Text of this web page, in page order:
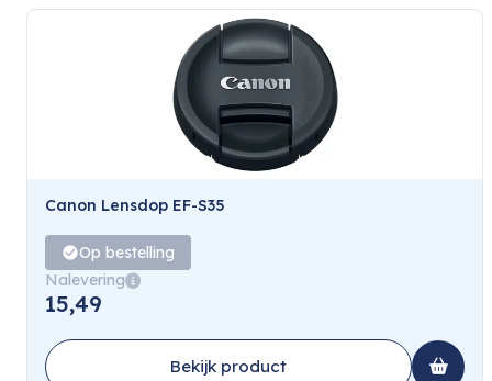
Canon Lensdop EF-S35
Op bestelling
Nalevering
15,49
Bekijk product